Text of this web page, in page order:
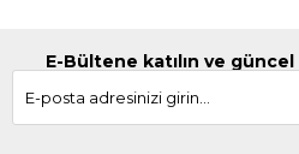
E-Bültene katılın ve